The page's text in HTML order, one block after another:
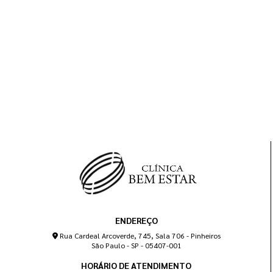
ENDEREÇO
Rua Cardeal Arcoverde, 745, Sala 706 - Pinheiros
São Paulo - SP - 05407-001
HORÁRIO DE ATENDIMENTO